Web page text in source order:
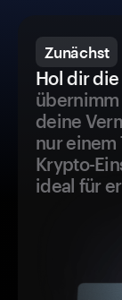
Zunächst
Hol dir die
deine
nur einem
Krypto-
ideal für